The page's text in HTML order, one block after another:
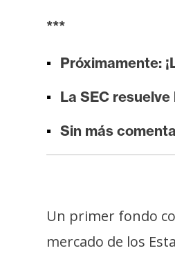
s
s
o
t
d
e
P
***
Próximamente:
La SEC
Sin más
Un primer fondo
mercado de los